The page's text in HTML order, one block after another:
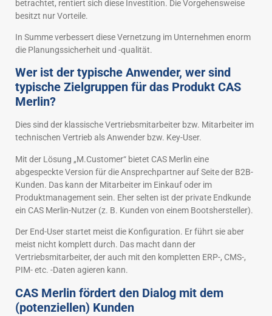
betrachtet, rentiert sich diese Investition. Die Vorgehensweise
besitzt nur Vorteile.
In Summe verbessert diese Vernetzung im Unternehmen enorm
die Planungssicherheit und -qualität.
Wer ist der typische Anwender, wer sind
typische Zielgruppen für das Produkt CAS
Merlin?
Dies sind der klassische Vertriebsmitarbeiter bzw. Mitarbeiter im
technischen Vertrieb als Anwender bzw. Key-User.
Mit der Lösung „M.Customer“ bietet CAS Merlin eine
abgespeckte Version für die Ansprechpartner auf Seite der B2B-
Kunden. Das kann der Mitarbeiter im Einkauf oder im
Produktmanagement sein. Eher selten ist der private Endkunde
ein CAS Merlin-Nutzer (z. B. Kunden von einem Bootshersteller).
Der End-User startet meist die Konfiguration. Er führt sie aber
meist nicht komplett durch. Das macht dann der
Vertriebsmitarbeiter, der auch mit den kompletten ERP-, CMS-,
PIM- etc. -Daten agieren kann.
CAS Merlin fördert den Dialog mit dem
(potenziellen) Kunden